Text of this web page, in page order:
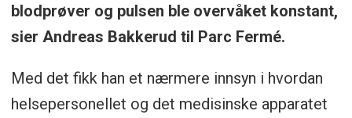
blodprøver og pulsen ble overvåket konstant,
sier Andreas Bakkerud til Parc Fermé.
Med det fikk han et nærmere innsyn i hvordan
helsepersonellet og det medisinske apparatet